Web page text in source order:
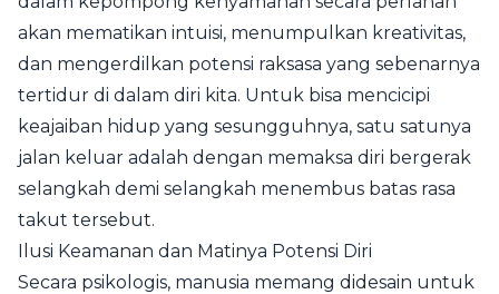
akan mematikan intuisi, menumpulkan kreativitas,
dan mengerdilkan potensi raksasa yang sebenarnya
tertidur di dalam diri kita. Untuk bisa mencicipi
keajaiban hidup yang sesungguhnya, satu satunya
jalan keluar adalah dengan memaksa diri bergerak
selangkah demi selangkah menembus batas rasa
takut tersebut.
Ilusi Keamanan dan Matinya Potensi Diri
Secara psikologis, manusia memang didesain untuk